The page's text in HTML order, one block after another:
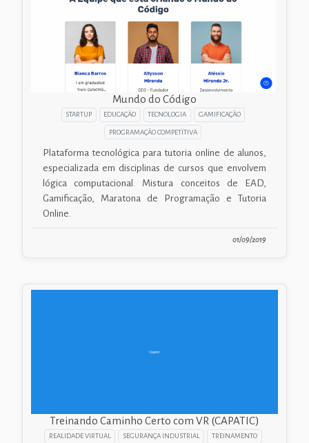
Mundo do Código
STARTUP EDUCAÇÃO TECNOLOGIA GAMIFICAÇÃO
PROGRAMAÇÃO COMPETITIVA
Plataforma tecnológica para tutoria online de alunos,
especializada em disciplinas de cursos que envolvem
lógica computacional. Mistura conceitos de EAD,
Gamificação, Maratona de Programação e Tutoria
Online.
01/09/2019
Treinando Caminho Certo com VR (CAPATIC)
REALIDADE VIRTUAL SEGURANÇA INDUSTRIAL TREINAMENTO